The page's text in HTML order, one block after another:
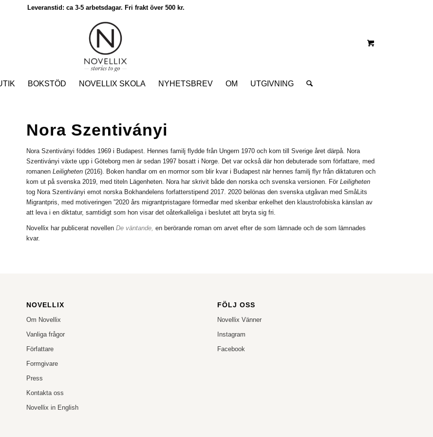
Leveranstid: ca 3-5 arbetsdagar. Fri frakt över 500 kr.
BOKSTÖD NOVELLIX SKOLA NYHETSBREV OM UTGIVNING
Nora Szentiványi
Nora Szentiványi föddes 1969 i Budapest. Hennes familj flydde från Ungern 1970 och kom till Sverige året därpå. Nora
Szentiványi växte upp i Göteborg men är sedan 1997 bosatt i Norge. Det var också där hon debuterade som författare, med
romanenLeiligheten (2016). Boken handlar om en mormor som blir kvar i Budapest när hennes familj flyr från diktaturen och
kom ut på svenska 2019, med titeln Lägenheten. Nora har skrivit både den norska och svenska versionen. För Leiligheten
tog Nora Szentiványi emot norska Bokhandelens forfatterstipend 2017. 2020 belönas den svenska utgåvan med SmåLits
Migrantpris, med motiveringen ”2020 års migrantpristagare förmedlar med skenbar enkelhet den klaustrofobiska känslan av
att leva i en diktatur, samtidigt som hon visar det oåterkalleliga i beslutet att bryta sig fri.
Novellix har publicerat novellen De väntande, en berörande roman om arvet efter de som lämnade och de som lämnades
kvar.
NOVELLIX
Om Novellix
Vanliga frågor
Författare
Formgivare
Press
Kontakta oss
Novellix in English
FÖLJ OSS
Novellix Vänner
Instagram
Facebook